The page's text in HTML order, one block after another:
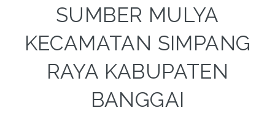
SUMBER MULYA
KECAMATAN SIMPANG
RAYA KABUPATEN
BANGGAI